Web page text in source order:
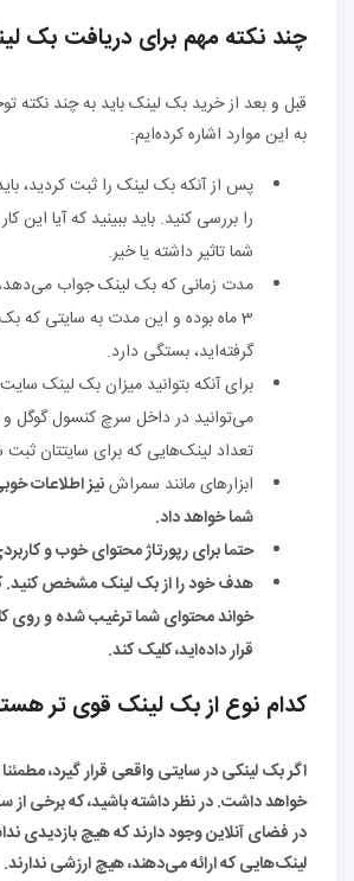
چند نکته مهم برای دریافت بک
قبل و بعد از خرید بک لینک باید به چند نکته
به این موارد اشاره کرده‌ایم:
پس از آنکه بک لینک را ثبت کردید،
را بررسی کنید. باید ببینید که آیا این
شما تاثیر داشته یا خیر.
3 ماه بوده و این مدت به سایتی که
گرفته‌اید، بستگی دارد.
برای آنکه بتوانید میزان بک لینک
تعداد لینک‌هایی که برای سایتتان
ابزارهای مانند سمراشنیز اطلاعات
شما خواهد داد.
حتما برای رپورتاژ محتوای خوب و
هدف خود را از بک لینک مشخص کنید.
خواند محتوای شما ترغیب شده و روی
قرار داده‌اید، کلیک کند.
کدام نوع از بک لینک قوی تر
اگر بک لینکی در سایتی واقعی قرار گیرد، مطمئنا
خواهد داشت. در نظر داشته باشید، که برخی از
در فضای آنلاین وجود دارند که هیچ بازدیدی
لینک‌هایی که ارائه می‌دهند، هیچ ارزشی ندارند.